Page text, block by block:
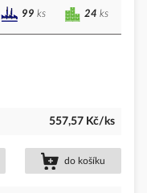
24 ks
99 ks
557,57 Kč/ks
do košíku